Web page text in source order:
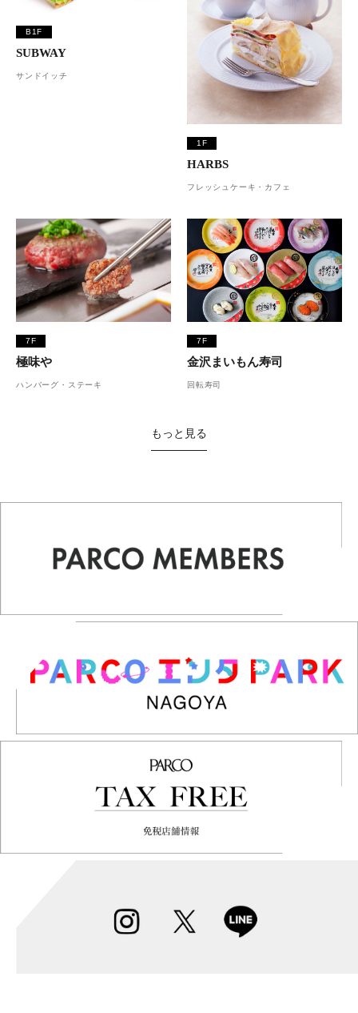
B1F
SUBWAY
サンドイッチ
1F
HARBS
フレッシュケーキ・カフェ
7F
極味や
ハンバーグ・ステーキ
7F
金沢まいもん寿司
回転寿司
もっと見る